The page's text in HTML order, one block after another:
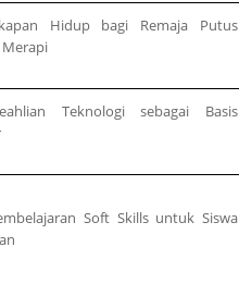
Hidup bagi Remaja Putus
Merapi
Teknologi sebagai Basis
Soft Skillsuntuk Siswa